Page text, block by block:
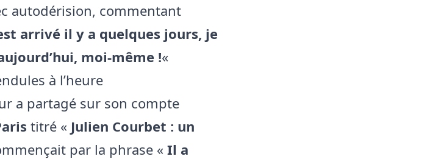
autodérision, commentant
arrivé il y a quelques jours, je
moi-même !«
à l’heure
a partagé sur son compte
titré « Julien Courbet : un
par la phrase « Il a